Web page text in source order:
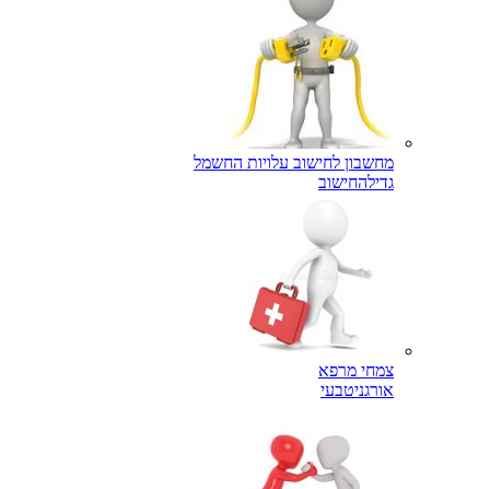
מחשבון לחישוב עלויות החשמל
גדילהחישוב
צמחי מרפא
אורגניטבעי